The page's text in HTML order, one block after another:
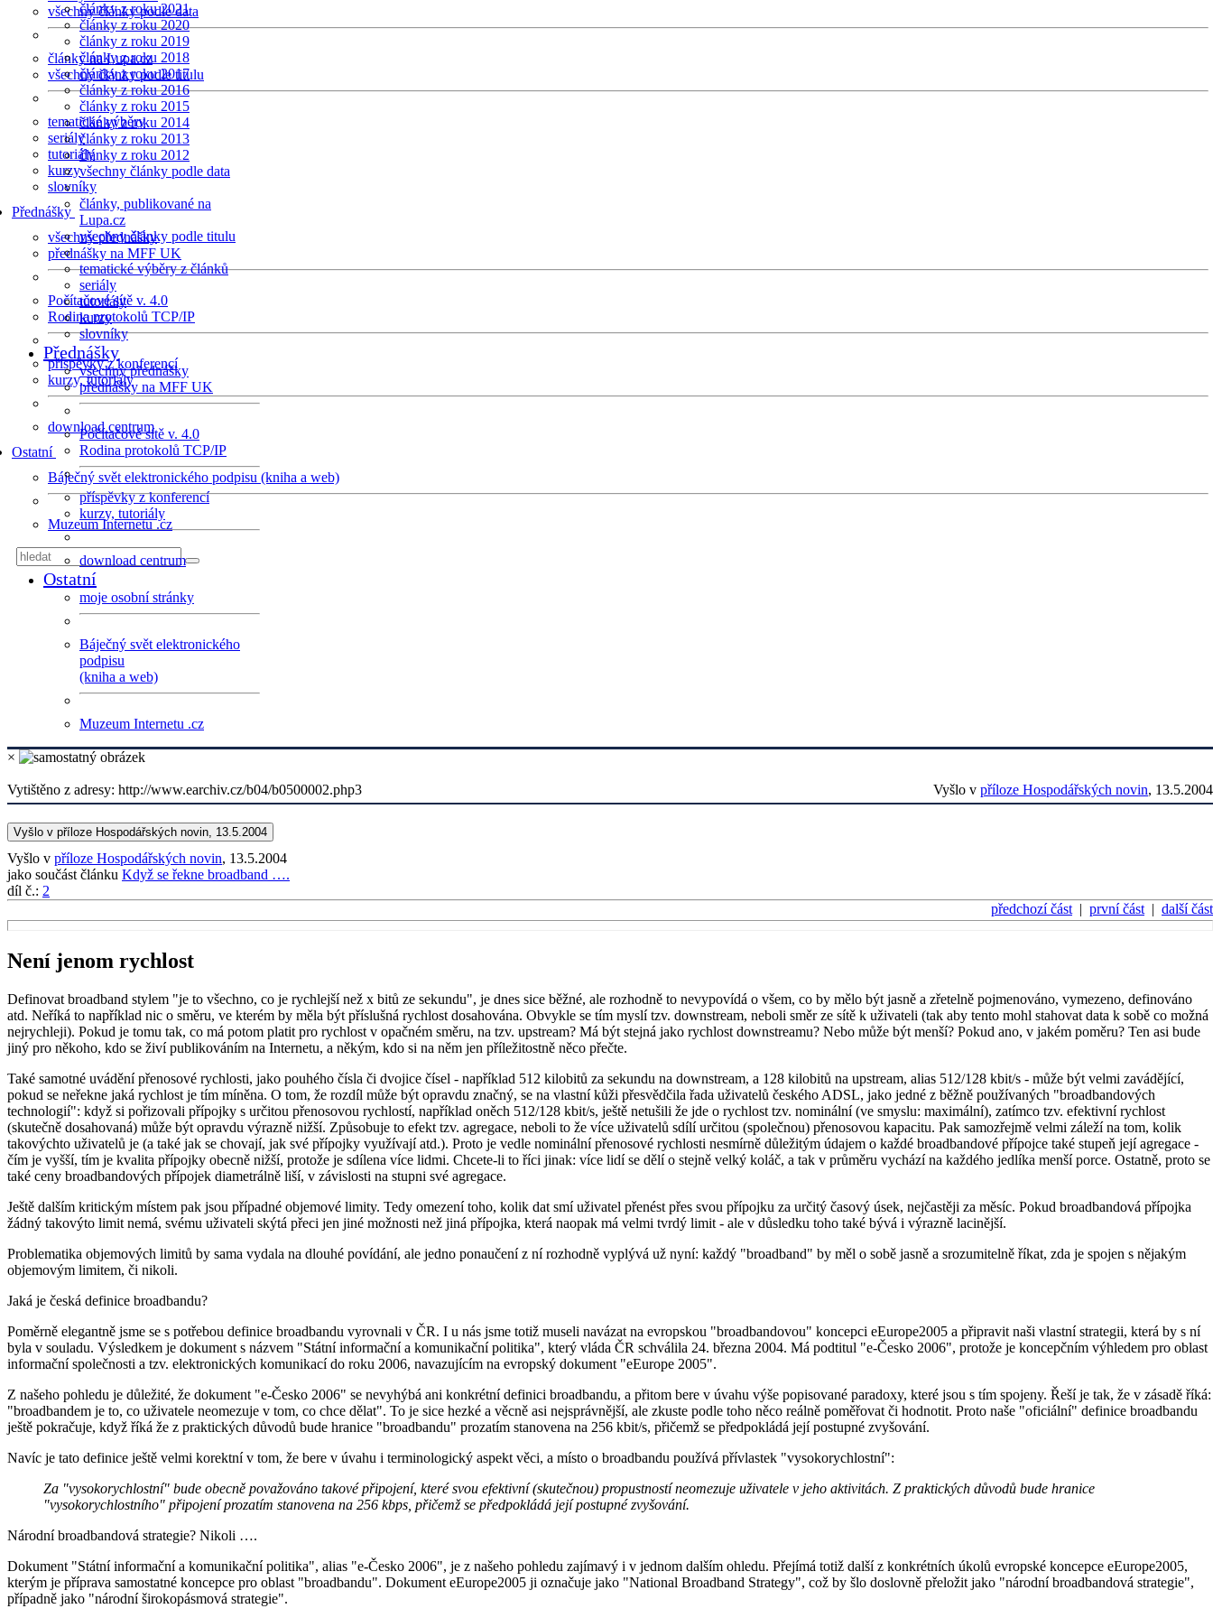
všechny články podle data
články na Lupa.cz
všechny články podle titulu
tematické výběry
seriály
tutoriály
kurzy
slovníky
Přednášky
všechny přednášky
přednášky na MFF UK
Počítačové sítě v. 4.0
Rodina protokolů TCP/IP
příspěvky z konferencí
kurzy, tutoriály
download centrum
Ostatní
Báječný svět elektronického podpisu (kniha a web)
Muzeum Internetu .cz
články z roku 2021
články z roku 2020
články z roku 2019
články z roku 2018
články z roku 2017
články z roku 2016
články z roku 2015
články z roku 2014
články z roku 2013
články z roku 2012
všechny články podle data
články, publikované na
Lupa.cz
všechny články podle titulu
tematické výběry z článků
seriály
tutoriály
kurzy
slovníky
Přednášky
všechny přednášky
přednášky na MFF UK
Počítačové sítě v. 4.0
Rodina protokolů TCP/IP
příspěvky z konferencí
kurzy, tutoriály
download centrum
Ostatní
moje osobní stránky
Báječný svět elektronického
podpisu
(kniha a web)
Muzeum Internetu .cz
×
Vyšlo v příloze Hospodářských novin, 13.5.2004
Vytištěno z adresy: http://www.earchiv.cz/b04/b0500002.php3
Vyšlo v příloze Hospodářských novin, 13.5.2004
Vyšlo v příloze Hospodářských novin, 13.5.2004
jako součást článku Když se řekne broadband ….
díl č.: 2
předchozí část | první část | další část
Není jenom rychlost
Definovat broadband stylem "je to všechno, co je rychlejší než x bitů ze sekundu", je dnes sice běžné, ale rozhodně to nevypovídá o všem, co by mělo být jasně a zřetelně pojmenováno, vymezeno, definováno
atd. Neříká to například nic o směru, ve kterém by měla být příslušná rychlost dosahována. Obvykle se tím myslí tzv. downstream, neboli směr ze sítě k uživateli (tak aby tento mohl stahovat data k sobě co možná
nejrychleji). Pokud je tomu tak, co má potom platit pro rychlost v opačném směru, na tzv. upstream? Má být stejná jako rychlost downstreamu? Nebo může být menší? Pokud ano, v jakém poměru? Ten asi bude
jiný pro někoho, kdo se živí publikováním na Internetu, a někým, kdo si na něm jen příležitostně něco přečte.
Také samotné uvádění přenosové rychlosti, jako pouhého čísla či dvojice čísel - například 512 kilobitů za sekundu na downstream, a 128 kilobitů na upstream, alias 512/128 kbit/s - může být velmi zavádějící,
pokud se neřekne jaká rychlost je tím míněna. O tom, že rozdíl může být opravdu značný, se na vlastní kůži přesvědčila řada uživatelů českého ADSL, jako jedné z běžně používaných "broadbandových
technologií": když si pořizovali přípojky s určitou přenosovou rychlostí, například oněch 512/128 kbit/s, ještě netušili že jde o rychlost tzv. nominální (ve smyslu: maximální), zatímco tzv. efektivní rychlost
(skutečně dosahovaná) může být opravdu výrazně nižší. Způsobuje to efekt tzv. agregace, neboli to že více uživatelů sdílí určitou (společnou) přenosovou kapacitu. Pak samozřejmě velmi záleží na tom, kolik
takovýchto uživatelů je (a také jak se chovají, jak své přípojky využívají atd.). Proto je vedle nominální přenosové rychlosti nesmírně důležitým údajem o každé broadbandové přípojce také stupeň její agregace -
čím je vyšší, tím je kvalita přípojky obecně nižší, protože je sdílena více lidmi. Chcete-li to říci jinak: více lidí se dělí o stejně velký koláč, a tak v průměru vychází na každého jedlíka menší porce. Ostatně, proto se
také ceny broadbandových přípojek diametrálně liší, v závislosti na stupni své agregace.
Ještě dalším kritickým místem pak jsou případné objemové limity. Tedy omezení toho, kolik dat smí uživatel přenést přes svou přípojku za určitý časový úsek, nejčastěji za měsíc. Pokud broadbandová přípojka
žádný takovýto limit nemá, svému uživateli skýtá přeci jen jiné možnosti než jiná přípojka, která naopak má velmi tvrdý limit - ale v důsledku toho také bývá i výrazně lacinější.
Problematika objemových limitů by sama vydala na dlouhé povídání, ale jedno ponaučení z ní rozhodně vyplývá už nyní: každý "broadband" by měl o sobě jasně a srozumitelně říkat, zda je spojen s nějakým
objemovým limitem, či nikoli.
Jaká je česká definice broadbandu?
Poměrně elegantně jsme se s potřebou definice broadbandu vyrovnali v ČR. I u nás jsme totiž museli navázat na evropskou "broadbandovou" koncepci eEurope2005 a připravit naši vlastní strategii, která by s ní
byla v souladu. Výsledkem je dokument s názvem "Státní informační a komunikační politika", který vláda ČR schválila 24. března 2004. Má podtitul "e-Česko 2006", protože je koncepčním výhledem pro oblast
informační společnosti a tzv. elektronických komunikací do roku 2006, navazujícím na evropský dokument "eEurope 2005".
Z našeho pohledu je důležité, že dokument "e-Česko 2006" se nevyhýbá ani konkrétní definici broadbandu, a přitom bere v úvahu výše popisované paradoxy, které jsou s tím spojeny. Řeší je tak, že v zásadě říká:
"broadbandem je to, co uživatele neomezuje v tom, co chce dělat". To je sice hezké a věcně asi nejsprávnější, ale zkuste podle toho něco reálně poměřovat či hodnotit. Proto naše "oficiální" definice broadbandu
ještě pokračuje, když říká že z praktických důvodů bude hranice "broadbandu" prozatím stanovena na 256 kbit/s, přičemž se předpokládá její postupné zvyšování.
Navíc je tato definice ještě velmi korektní v tom, že bere v úvahu i terminologický aspekt věci, a místo o broadbandu používá přívlastek "vysokorychlostní":
Za "vysokorychlostní" bude obecně považováno takové připojení, které svou efektivní (skutečnou) propustností neomezuje uživatele v jeho aktivitách. Z praktických důvodů bude hranice
"vysokorychlostního" připojení prozatím stanovena na 256 kbps, přičemž se předpokládá její postupné zvyšování.
Národní broadbandová strategie? Nikoli ….
Dokument "Státní informační a komunikační politika", alias "e-Česko 2006", je z našeho pohledu zajímavý i v jednom dalším ohledu. Přejímá totiž další z konkrétních úkolů evropské koncepce eEurope2005,
kterým je příprava samostatné koncepce pro oblast "broadbandu". Dokument eEurope2005 ji označuje jako "National Broadband Strategy", což by šlo doslovně přeložit jako "národní broadbandová strategie",
případně jako "národní širokopásmová strategie".